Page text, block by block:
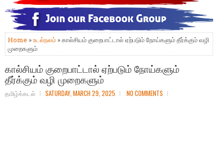
Home »உடல்நலம் » கால்சியம் குறைபாட்டால் ஏற்படும் நோய்களும் தீர்க்கும் வழி
முறைகளும்
கால்சியம் குறைபாட்டால் ஏற்படும் நோய்களும்
தீர்க்கும் வழி முறைகளும்
தமிழ்க்கடல் SATURDAY, MARCH 29, 2025 NO COMMENTS